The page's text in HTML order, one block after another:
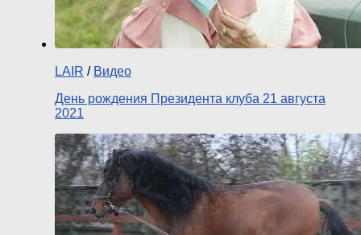
LAIR / Видео
День рождения Президента клуба 21 августа
2021